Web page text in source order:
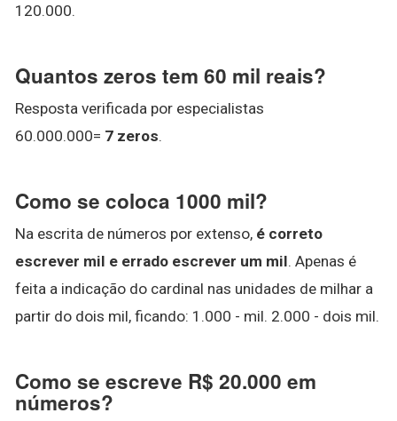
120.000.
Quantos zeros tem 60 mil reais?
Resposta verificada por especialistas
60.000.000= 7 zeros.
Como se coloca 1000 mil?
Na escrita de números por extenso, é correto
escrever mil e errado escrever um mil. Apenas é
feita a indicação do cardinal nas unidades de milhar a
partir do dois mil, ficando: 1.000 - mil. 2.000 - dois mil.
Como se escreve R$ 20.000 em
números?